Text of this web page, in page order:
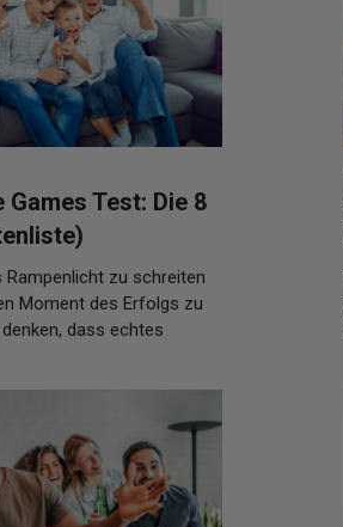
Games Test: Die 8
Rampenlicht zu schreiten
Moment des Erfolgs zu
dass echtes